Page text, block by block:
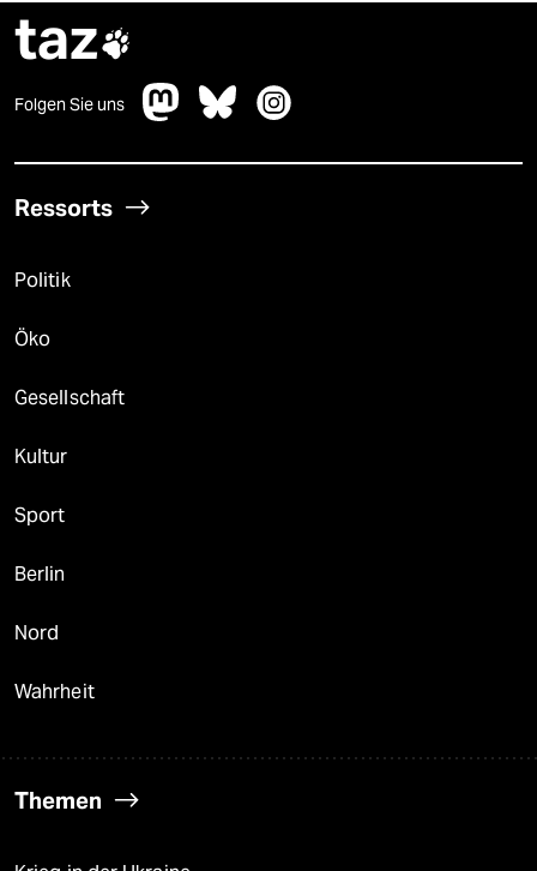
taz
Folgen Sie uns
Ressorts
Politik
Öko
Gesellschaft
Kultur
Sport
Berlin
Nord
Wahrheit
Themen